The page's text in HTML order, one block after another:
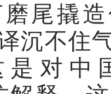
尾撬
沉不住
是对中